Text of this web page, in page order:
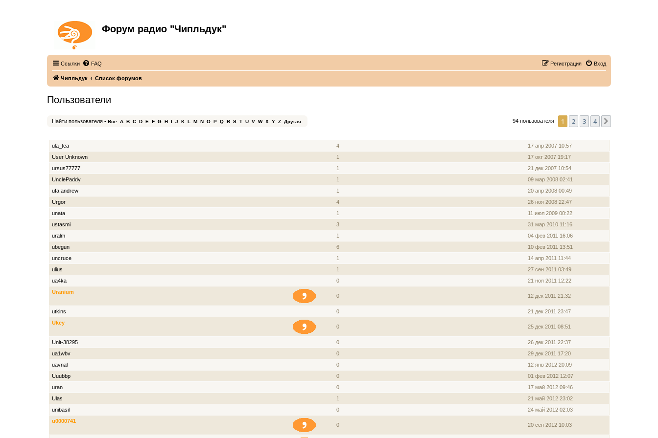
Форум радио "Чипльдук"
Ссылки FAQ Вход
Регистрация
Чипльдук Список форумов
Пользователи
Найти пользователя • Все A B C D E F G H I J K L M N O P Q R S T U V W X Y Z Другая 94 пользователя 1 2 3 4
ula_tea 4
17 апр 2007 10:57
User Unknown
1
17 окт 2007 19:17
ursus77777
1
21 дек 2007 10:54
UnclePaddy
1
09 мар 2008 02:41
ufa.andrew
1
20 апр 2008 00:49
Urgor
4
26 ноя 2008 22:47
unata
1
11 июл 2009 00:22
ustasmi
3
31 мар 2010 11:16
uralm
1
04 фев 2011 16:06
ubegun
6
10 фев 2011 13:51
uncruce
1
14 апр 2011 11:44
ulius
1
27 сен 2011 03:49
ua4ka
0
21 ноя 2011 12:22
Uranium
0 12 дек 2011 21:32
utkins 0
21 дек 2011 23:47
Ukey
0 25 дек 2011 08:51
Unit-38295 0
26 дек 2011 22:37
ua1wbv
0
29 дек 2011 17:20
uavnal
0
12 янв 2012 20:09
Uuubbp
0
01 фев 2012 12:07
uran
0
17 май 2012 09:46
Ulas
1
21 май 2012 23:02
unibasil
0
24 май 2012 02:03
u0000741
0 20 сен 2012 10:03